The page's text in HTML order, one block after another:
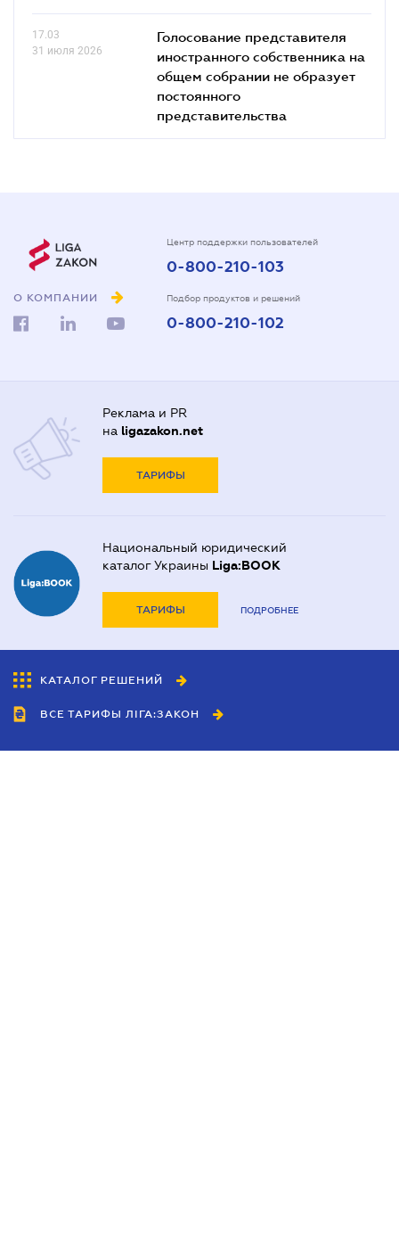
17.03
31 июля 2026
Голосование представителя
иностранного собственника на
общем собрании не образует
постоянного
представительства
О КОМПАНИИ
Центр поддержки пользователей
0-800-210-103
Подбор продуктов и решений
0-800-210-102
Реклама и PR
на ligazakon.net
ТАРИФЫ
Национальный юридический
каталог Украины Liga:BOOK
ТАРИФЫ ПОДРОБНЕЕ
КАТАЛОГ РЕШЕНИЙ
ВСЕ ТАРИФЫ ЛІГА:ЗАКОН